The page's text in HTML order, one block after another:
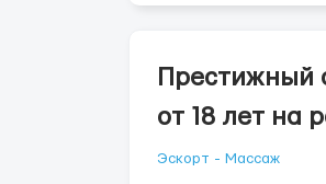
Престижный
от 18 лет на
Эскорт - Массаж